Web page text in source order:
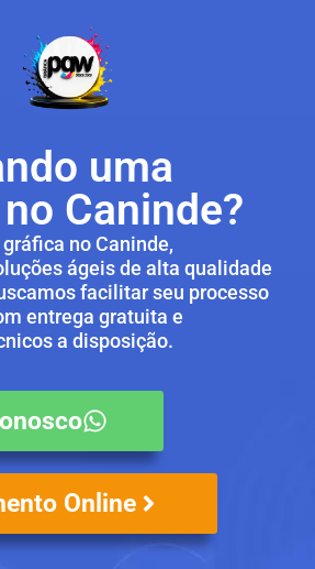
uma
Caninde?
no Caninde,
ágeis de alta qualidade
facilitar seu processo
entrega gratuita e
a disposição.
Online